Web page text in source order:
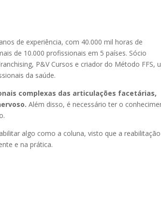
de experiência, com 40.000 mil horas de
de 10.000 profissionais em 5 países. Sócio
P&V Cursos e criador do Método FFS,
da saúde.
complexas das articulações facetárias,
Além disso, é necessário ter o
algo como a coluna, visto que a reabilitação
e na prática.